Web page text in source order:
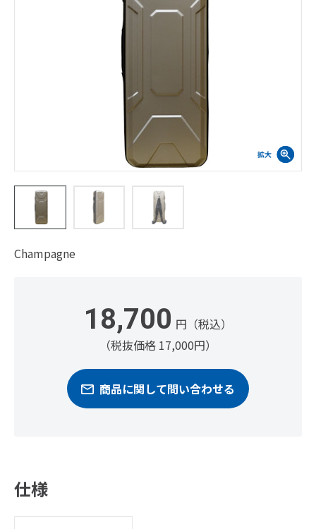
Champagne
18,700 円（税込）
（税抜価格 17,000円）
商品に関して問い合わせる
仕様